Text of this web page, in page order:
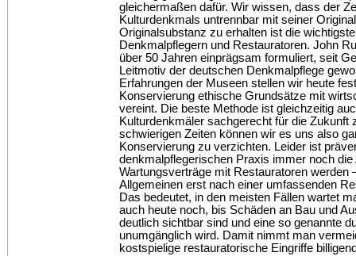
gleichermaßen dafür. Wir wissen, dass der
Kulturdenkmals untrennbar mit seiner
Originalsubstanz zu erhalten ist die
Denkmalpflegern und Restauratoren. John
über 50 Jahren einprägsam formuliert, seit
Leitmotiv der deutschen Denkmalpflege
Erfahrungen der Museen stellen wir heute
Konservierung ethische Grundsätze mit
vereint. Die beste Methode ist gleichzeitig
Kulturdenkmäler sachgerecht für die Zukunft
schwierigen Zeiten können wir es uns also
Konservierung zu verzichten. Leider ist
denkmalpflegerischen Praxis immer noch
Wartungsverträge mit Restauratoren werden
Allgemeinen erst nach einer umfassenden
Das bedeutet, in den meisten Fällen wartet
auch heute noch, bis Schäden an Bau und
deutlich sichtbar sind und eine so genannte
unumgänglich wird. Damit nimmt man
kostspielige restauratorische Eingriffe